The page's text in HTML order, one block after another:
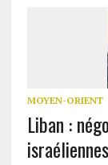
MOYEN-ORIENT
Liban :